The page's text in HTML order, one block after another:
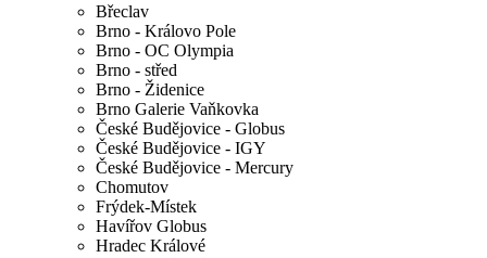
Břeclav
Brno - Královo Pole
Brno - OC Olympia
Brno - střed
Brno - Židenice
Brno Galerie Vaňkovka
České Budějovice - Globus
České Budějovice - IGY
České Budějovice - Mercury
Chomutov
Frýdek-Místek
Havířov Globus
Hradec Králové